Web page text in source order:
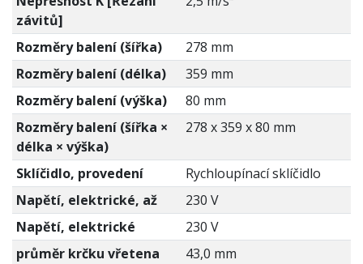
závitů]
Rozměry balení (šířka)
278 mm
Rozměry balení (délka)
359 mm
Rozměry balení (výška)
80 mm
Rozměry balení (šířka ×
délka × výška)
278 x 359 x 80 mm
Sklíčidlo, provedení
Rychloupínací sklíčidlo
Napětí, elektrické, až
230 V
Napětí, elektrické
230 V
průměr krčku vřetena
43,0 mm